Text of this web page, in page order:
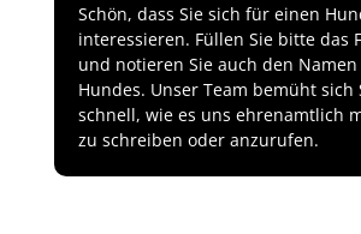
Schön, dass Sie sich für einen
interessieren. Füllen Sie bitte das
und notieren Sie auch den Namen
Hundes. Unser Team bemüht sich
schnell, wie es uns ehrenamtlich
zu schreiben oder anzurufen.